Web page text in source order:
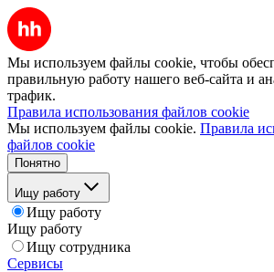
Мы используем файлы cookie, чтобы
правильную работу нашего веб-сайта и
трафик.
Правила использования файлов cookie
Мы используем файлы cookie. Правила
файлов cookie
Понятно
Ищу работу
Ищу работу
Ищу работу
Ищу сотрудника
Сервисы